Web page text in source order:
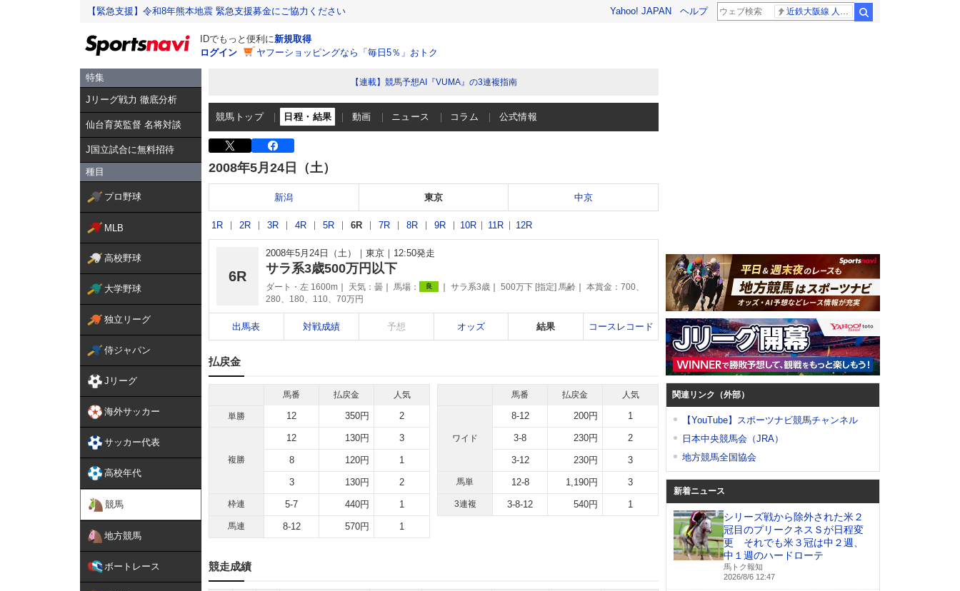
【緊急支援】令和8年熊本地震 緊急支援募金にご協力ください Yahoo! JAPAN ヘルプ
IDでもっと便利に新規取得
ログイン
ヤフーショッピングなら「毎日5％」おトク
特集
Jリーグ戦力 徹底分析
仙台育英監督 名将対談
J国立試合に無料招待
種目
プロ野球
MLB
高校野球
大学野球
独立リーグ
侍ジャパン
Jリーグ
海外サッカー
サッカー代表
高校年代
競馬
地方競馬
ボートレース
【連載】競馬予想AI『VUMA』の3連複指南
競馬トップ 日程・結果 動画 ニュース コラム 公式情報
2008年5月24日（土）
新潟 東京 中京
1R 2R 3R 4R 5R 6R 7R 8R 9R 10R 11R 12R
6R
2008年5月24日（土） 東京 12:50発走
サラ系3歳500万円以下
ダート・左 1600m 天気： 曇 馬場： 良 サラ系3歳 500万下 [指定] 馬齢
本賞金：700、
280、180、110、70万円
出馬表 対戦成績 予想 オッズ 結果 コースレコード
払戻金
馬番 払戻金 人気
単勝 12 350円 2
複勝
12 130円 3
8 120円 1
3 130円 2
枠連 5-7 440円 1
馬連 8-12 570円 1
馬番 払戻金 人気
ワイド
8-12 200円 1
3-8 230円 2
3-12 230円 3
馬単 12-8 1,190円 3
3連複 3-8-12 540円 1
競走成績
関連リンク（外部）
【YouTube】スポーツナビ競馬チャンネル
日本中央競馬会（JRA）
地方競馬全国協会
新着ニュース
シリーズ戦から除外された米２
冠目のプリークネスＳが日程変
更 それでも米３冠は中２週、
中１週のハードローテ
馬トク報知
2026/8/6 12:47